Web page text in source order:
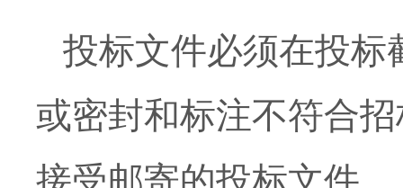
投标文件必须在投标
或密封和标注不符合
接受邮寄的投标文件。